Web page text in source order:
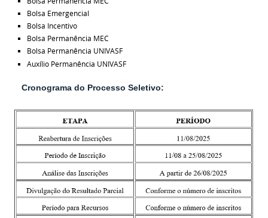
Bolsa Emergencial
Bolsa Incentivo
Bolsa Permanência MEC
Bolsa Permanência UNIVASF
Auxílio Permanência UNIVASF
Cronograma do Processo Seletivo: